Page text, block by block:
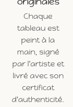
Chaque
tableau est
peint à la
main, signé
par l'artiste et
livré avec son
certificat
d'authenticité.